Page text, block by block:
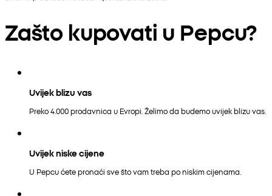
Zašto kupovati u Pepcu?
Uvijek blizu vas
Preko 4.000 prodavnica u Evropi. Želimo da budemo uvijek blizu vas.
Uvijek niske cijene
U Pepcu ćete pronaći sve što vam treba po niskim cijenama.